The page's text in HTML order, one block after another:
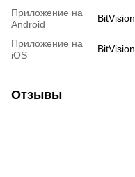
Приложение на
Android
BitVision
Приложение на
iOS
BitVision
Отзывы